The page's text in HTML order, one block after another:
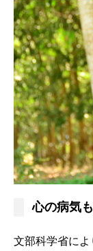
心の病気
文部科学省に